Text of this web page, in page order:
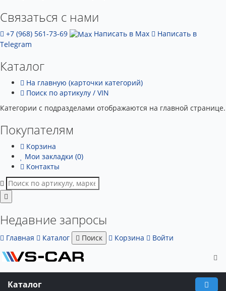
Связаться с нами
+7 (968) 561-73-69 Написать в Max
Написать в
Telegram
Каталог
На главную (карточки категорий)
Поиск по артикулу / VIN
Категории с подразделами отображаются на главной странице.
Покупателям
Корзина
Мои закладки (0)
Контакты
Недавние запросы
Главная Каталог Поиск Корзина Войти
Каталог